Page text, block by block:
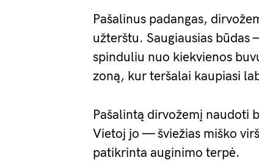
Pašalinus padangas,
užterštu. Saugiausias būdas
spinduliu nuo kiekvienos
zoną, kur teršalai kaupiasi
Pašalintą dirvožemį naudoti
Vietoj jo — šviežias miško
patikrinta auginimo terpė.